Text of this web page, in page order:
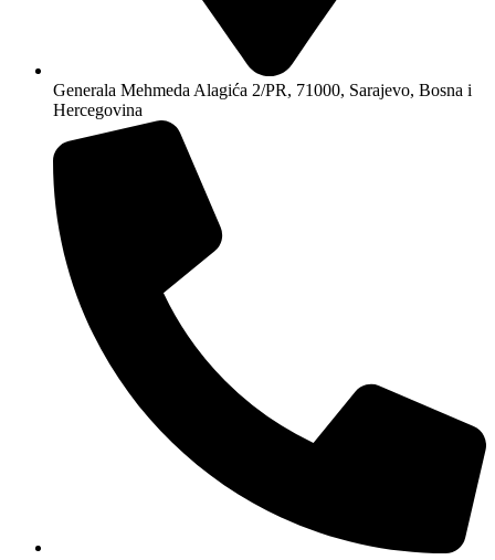
Generala Mehmeda Alagića 2/PR, 71000, Sarajevo, Bosna i
Hercegovina